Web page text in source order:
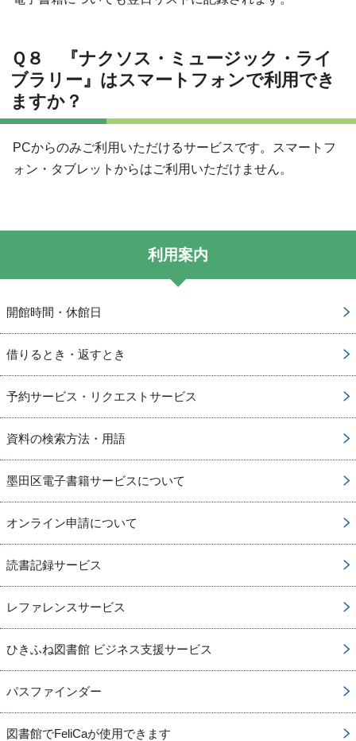
Ｑ８ 『ナクソス・ミュージック・ライ
ブラリー』はスマートフォンで利用でき
ますか？
PCからのみご利用いただけるサービスです。スマートフ
ォン・タブレットからはご利用いただけません。
利用案内
開館時間・休館日
借りるとき・返すとき
予約サービス・リクエストサービス
資料の検索方法・用語
墨田区電子書籍サービスについて
オンライン申請について
読書記録サービス
レファレンスサービス
ひきふね図書館 ビジネス支援サービス
パスファインダー
図書館でFeliCaが使用できます